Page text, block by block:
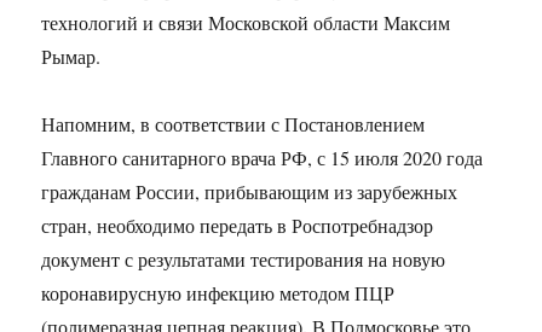
технологий и связи Московской области Максим
Рымар.
Напомним, в соответствии с Постановлением
Главного санитарного врача РФ, с 15 июля 2020 года
гражданам России, прибывающим из зарубежных
стран, необходимо передать в Роспотребнадзор
документ с результатами тестирования на новую
коронавирусную инфекцию методом ПЦР